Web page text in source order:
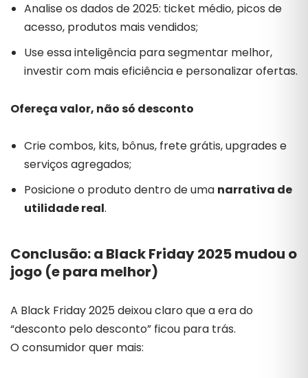
Analise os dados de 2025: ticket médio, picos de
acesso, produtos mais vendidos;
Use essa inteligência para segmentar melhor,
investir com mais eficiência e personalizar ofertas.
Ofereça valor, não só desconto
Crie combos, kits, bônus, frete grátis, upgrades e
serviços agregados;
Posicione o produto dentro de uma narrativa de
utilidade real.
Conclusão: a Black Friday 2025 mudou o
jogo (e para melhor)
A Black Friday 2025 deixou claro que a era do
“desconto pelo desconto” ficou para trás.
O consumidor quer mais: